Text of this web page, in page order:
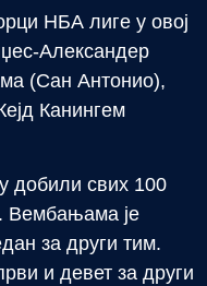
НБА лиге у овој
Александер
(Сан Антонио),
Канингем
добили свих 100
Вембањама је
за други тим.
и девет за други